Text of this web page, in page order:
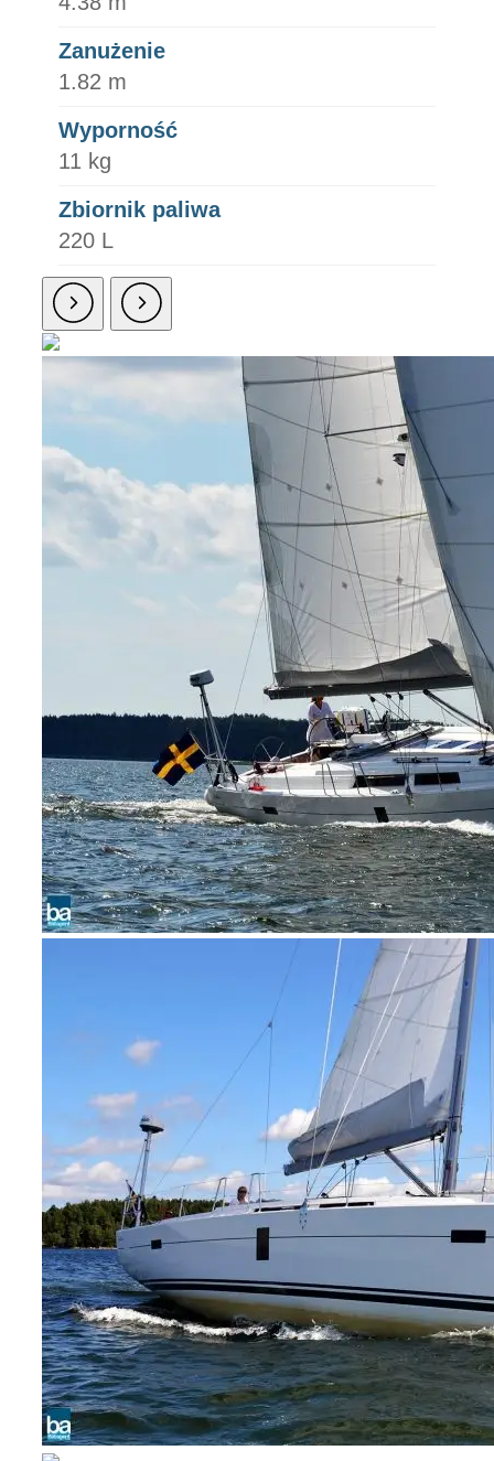
Zanużenie
1.82 m
Wyporność
11 kg
Zbiornik paliwa
220 L